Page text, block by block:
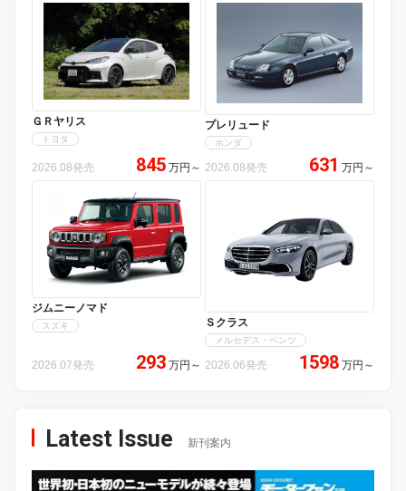
ＧＲヤリス
トヨタ
2026.08発売 845 万円 ～
プレリュード
ホンダ
2026.08発売 631 万円 ～
ジムニーノマド
スズキ
2026.07発売 293 万円 ～
Ｓクラス
メルセデス・ベンツ
2026.06発売 1598 万円 ～
Latest Issue 新刊案内